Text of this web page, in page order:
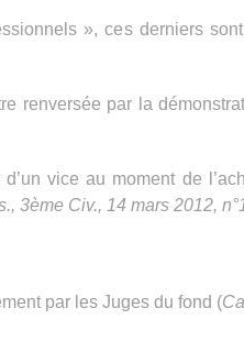
», ces derniers
renversée par la
vice au moment de
3ème Civ., 14 mars 2012,
par les Juges du fond (